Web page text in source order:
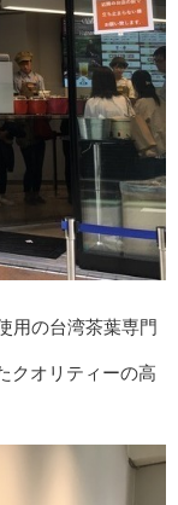
用の台湾茶葉専門
クオリティーの高